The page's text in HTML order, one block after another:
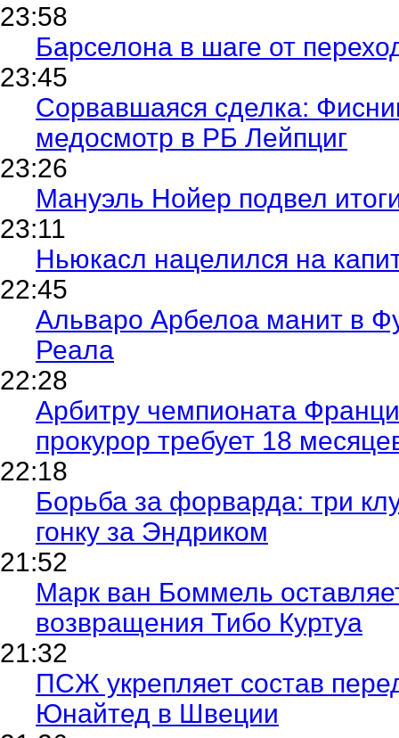
23:58
Барселона в шаге от
23:45
Сорвавшаяся сделка:
медосмотр в РБ Лейпциг
23:26
Мануэль Нойер подвел
23:11
Ньюкасл нацелился на
22:45
Альваро Арбелоа манит в
Реала
22:28
Арбитру чемпионата
прокурор требует 18
22:18
Борьба за форварда: три
гонку за Эндриком
21:52
Марк ван Боммель
возвращения Тибо Куртуа
21:32
ПСЖ укрепляет состав
Юнайтед в Швеции